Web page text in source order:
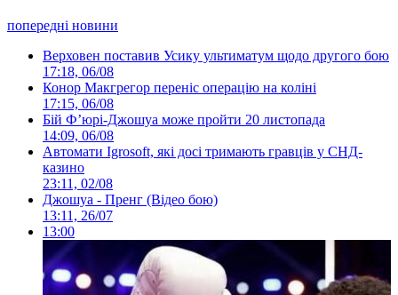
попередні новини
Верховен поставив Усику ультиматум щодо другого бою
17:18, 06/08
Конор Макгрегор переніс операцію на коліні
17:15, 06/08
Бій Ф’юрі-Джошуа може пройти 20 листопада
14:09, 06/08
Автомати Igrosoft, які досі тримають гравців у СНД-
казино
23:11, 02/08
Джошуа - Пренг (Відео бою)
13:11, 26/07
13:00